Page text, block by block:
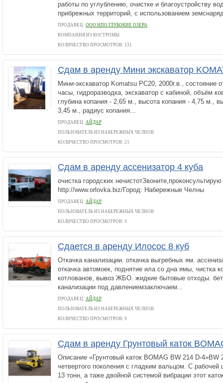
работы по углублению, очистке и благоустройству
прибрежных территорий, с использованием
ПРОДАВЕЦ: ООО НПО ГЛУБОКИЕ ОЗЕРА
КОМПАНИЯ ИЗ КОСТРОМЫ
КОЛИЧЕСТВО ПРОСМОТРОВ: 131
Сдам в аренду Мини экскаватор
Мини-экскаватор Komatsu PC20, 2000г.в., состояние
часы, гидроразводка, экскаватор с кабиной, объём
глубина копания - 2,65 м., высота копания - 4,75 м.,
3,45 м., радиус копания...
ПРОДАВЕЦ: АЙДАР
ПОЛЬЗОВАТЕЛЬ ИЗ НАБЕРЕЖНЫХ ЧЕЛНОВ
КОЛИЧЕСТВО ПРОСМОТРОВ: 21
Сдам в аренду ассенизатор 4 куба
очистка городских
http://www.orlovka.biz/Город: Набережные Челны
ПРОДАВЕЦ: АЙДАР
ПОЛЬЗОВАТЕЛЬ ИЗ НАБЕРЕЖНЫХ ЧЕЛНОВ
КОЛИЧЕСТВО ПРОСМОТРОВ: 3
Сдается в аренду Илосос 8 куб
Откачка канализации. откачка выгребных ям.
откачка автомоек, поднятие ила со дна ямы, чистка
котлованов, вывоз ЖБО. жидкие бытовые отходы.
канализации под давлениемзаключаем...
ПРОДАВЕЦ: АЙДАР
ПОЛЬЗОВАТЕЛЬ ИЗ НАБЕРЕЖНЫХ ЧЕЛНОВ
КОЛИЧЕСТВО ПРОСМОТРОВ: 9
Сдам в аренду Грунтовый каток
Описание «Грунтовый каток BOMAG BW 214 D-4»BW
четвертого поколения с гладким вальцом. С
13 тонн, а таже двойной системой вибрации этот